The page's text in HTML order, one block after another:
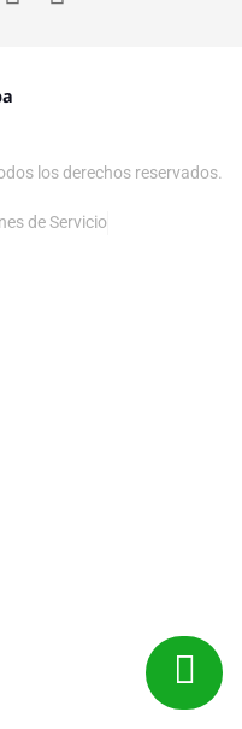
los derechos reservados.
de Servicio